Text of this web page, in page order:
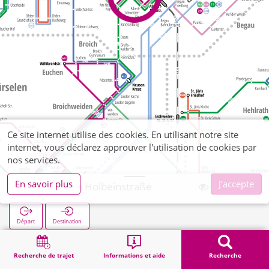
Recherche de trajet Informations et aide Recherche
Blumenrath Holbeinstraße
Départ Destination
Démarrage Recherche Blumenrath Holbeinstraße
Ce site internet utilise des cookies. En utilisant notre site
internet, vous déclarez approuver l'utilisation de cookies par
nos services.
En savoir plus
J'accepte